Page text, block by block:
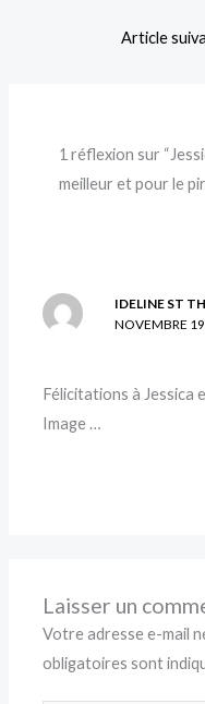
Article
1 réflexion sur
meilleur et pour le
IDELINE ST
NOVEMBRE
Félicitations à Jessica
Image …
Laisser un
Votre adresse e-mail
obligatoires sont